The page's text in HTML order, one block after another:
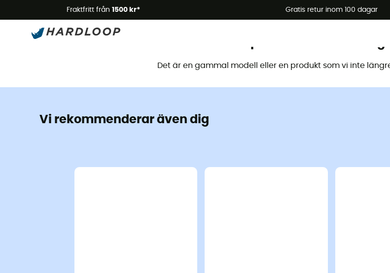
Fraktfritt från 1500 kr* Gratis retur inom 100 dagar
Sommarerbjudanden 🔥 -5 % EXTRA vid köp av 2
Det är en gammal modell eller en produkt som vi inte
Vi rekommenderar även dig